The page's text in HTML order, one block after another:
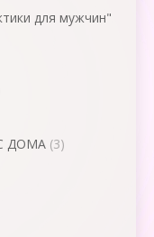
для мужчин"
ДОМА (3)